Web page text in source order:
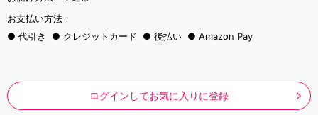
お支払い方法：
代引き
クレジットカード 後払い Amazon Pay
ログインしてお気に入りに登録